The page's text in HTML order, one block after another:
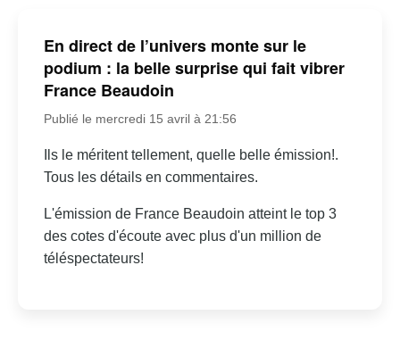
En direct de l’univers monte sur le
podium : la belle surprise qui fait vibrer
France Beaudoin
Publié le mercredi 15 avril à 21:56
Ils le méritent tellement, quelle belle émission!.
Tous les détails en commentaires.
L'émission de France Beaudoin atteint le top 3
des cotes d'écoute avec plus d'un million de
téléspectateurs!